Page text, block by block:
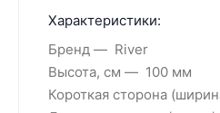
Характеристики:
Бренд
River
Высота, см
100 мм
Короткая сторона